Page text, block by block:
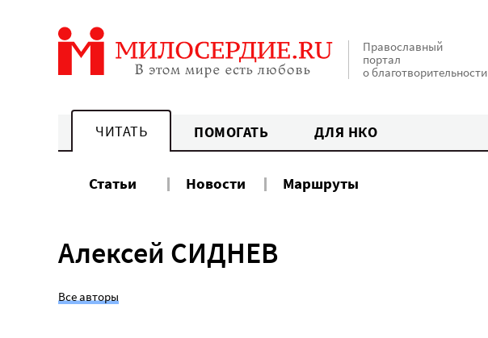
Православный
портал
о благотворительности
ЧИТАТЬ ПОМОГАТЬ ДЛЯ НКО
Статьи Новости Маршруты
Алексей СИДНЕВ
Все авторы